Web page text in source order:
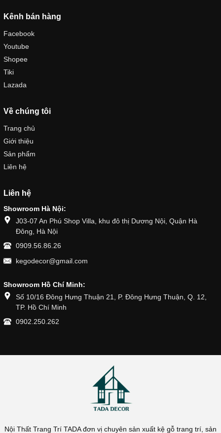
Kênh bán hàng
Facebook
Youtube
Shopee
Tiki
Lazada
Về chúng tôi
Trang chủ
Giới thiệu
Sản phẩm
Liên hệ
Liên hệ
Showroom Hà Nội:
J03-07 An Phú Shop Villa, khu đô thị Dương Nội, Quận Hà
Đông, Hà Nội
0909.56.86.26
kegodecor@gmail.com
Showroom Hồ Chí Minh:
Số 10/16 Đông Hưng Thuận 21, P. Đông Hưng Thuận, Q. 12,
TP. Hồ Chí Minh
0902.250.262
Nội Thất Trang Trí TADA đơn vị chuyên sản xuất kệ gỗ trang trí, sản